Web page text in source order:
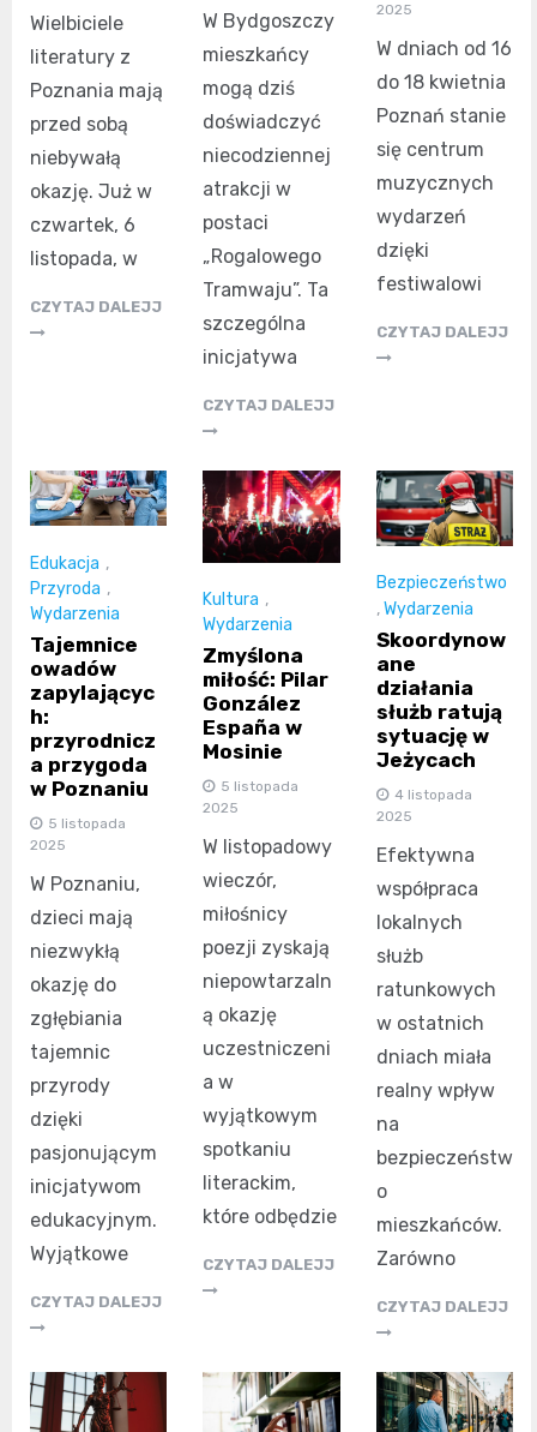
Wielbiciele
literatury z
Poznania mają
przed sobą
niebywałą
okazję. Już w
czwartek, 6
listopada, w
CZYTAJ DALEJJ
W Bydgoszczy
mieszkańcy
mogą dziś
doświadczyć
niecodziennej
atrakcji w
postaci
„Rogalowego
Tramwaju”. Ta
szczególna
inicjatywa
CZYTAJ DALEJJ
2025
W dniach od 16
do 18 kwietnia
Poznań stanie
się centrum
muzycznych
wydarzeń
dzięki
festiwalowi
CZYTAJ DALEJJ
Edukacja ,
Przyroda ,
Wydarzenia
Tajemnice
owadów
zapylającyc
h:
przyrodnicz
a przygoda
w Poznaniu
5 listopada
2025
W Poznaniu,
dzieci mają
niezwykłą
okazję do
zgłębiania
tajemnic
przyrody
dzięki
pasjonującym
inicjatywom
edukacyjnym.
Wyjątkowe
CZYTAJ DALEJJ
Kultura ,
Wydarzenia
Zmyślona
miłość: Pilar
González
España w
Mosinie
5 listopada
2025
W listopadowy
wieczór,
miłośnicy
poezji zyskają
niepowtarzaln
ą okazję
uczestniczeni
a w
wyjątkowym
spotkaniu
literackim,
które odbędzie
CZYTAJ DALEJJ
Bezpieczeństwo
,Wydarzenia
Skoordynow
ane
działania
służb ratują
sytuację w
Jeżycach
4 listopada
2025
Efektywna
współpraca
lokalnych
służb
ratunkowych
w ostatnich
dniach miała
realny wpływ
na
bezpieczeństw
o
mieszkańców.
Zarówno
CZYTAJ DALEJJ